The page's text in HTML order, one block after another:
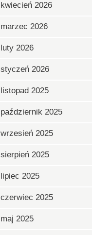
kwiecień 2026
marzec 2026
luty 2026
styczeń 2026
listopad 2025
październik 2025
wrzesień 2025
sierpień 2025
lipiec 2025
czerwiec 2025
maj 2025